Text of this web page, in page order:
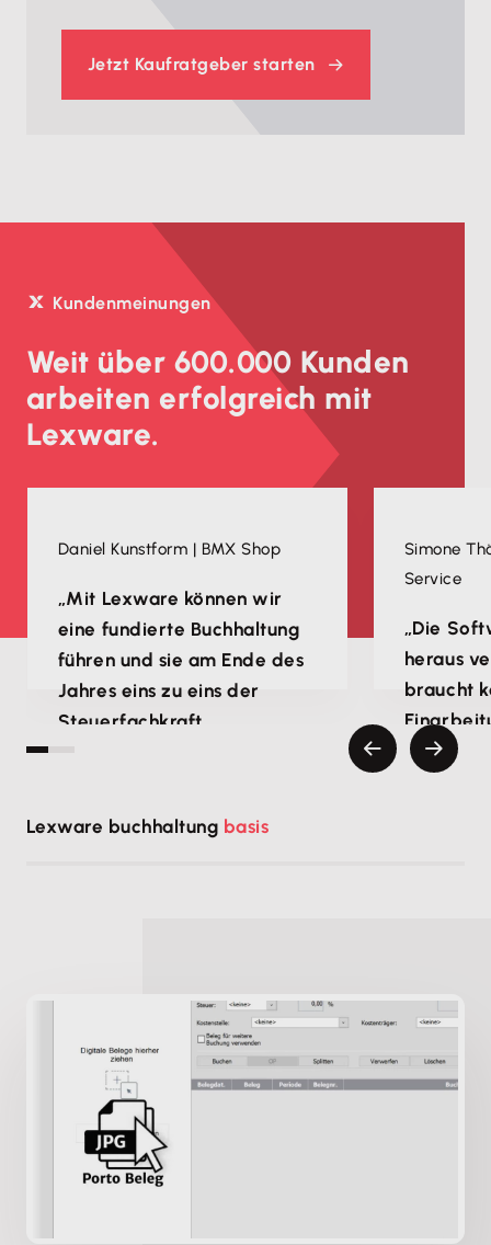
Jetzt Kaufratgeber starten
Kundenmeinungen
Weit über 600.000 Kunden
arbeiten erfolgreich mit
Lexware.
Daniel Kunstform | BMX Shop
„Mit Lexware können wir
eine fundierte Buchhaltung
führen und sie am Ende des
Jahres eins zu eins der
Steuerfachkraft
Simone
Service
„Die
heraus
braucht
zu tun
Lexware buchhaltung basis